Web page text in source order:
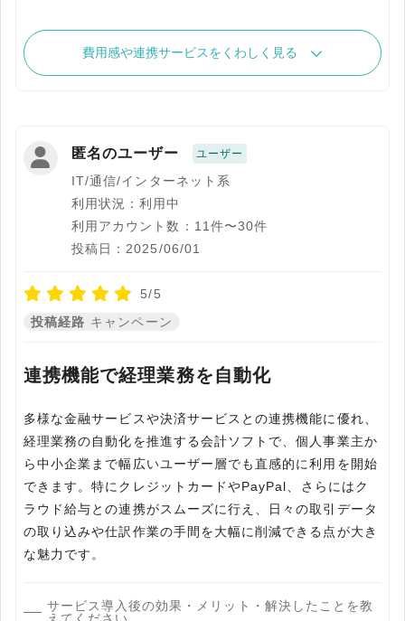
費用感や連携サービスをくわしく見る
匿名のユーザー ユーザー
IT/通信/インターネット系
利用状況：利用中
利用アカウント数：11件〜30件
投稿日：2025/06/01
5/5
投稿経路 キャンペーン
連携機能で経理業務を自動化
多様な金融サービスや決済サービスとの連携機能に優れ、
経理業務の自動化を推進する会計ソフトで、個人事業主か
ら中小企業まで幅広いユーザー層でも直感的に利用を開始
できます。特にクレジットカードやPayPal、さらにはク
ラウド給与との連携がスムーズに行え、日々の取引データ
の取り込みや仕訳作業の手間を大幅に削減できる点が大き
な魅力です。
サービス導入後の効果・メリット・解決したことを教